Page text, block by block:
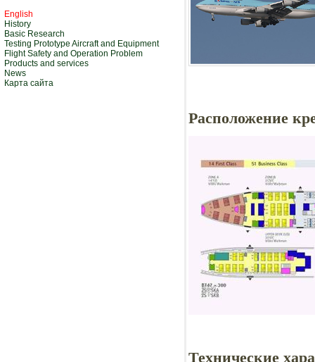
English
History
Basic Research
Testing Prototype Aircraft and Equipment
Flight Safety and Operation Problem
Products and services
News
Карта сайта
Расположение
Технические